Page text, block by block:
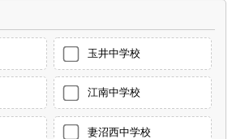
玉井中学校
江南中学校
妻沼西中学校